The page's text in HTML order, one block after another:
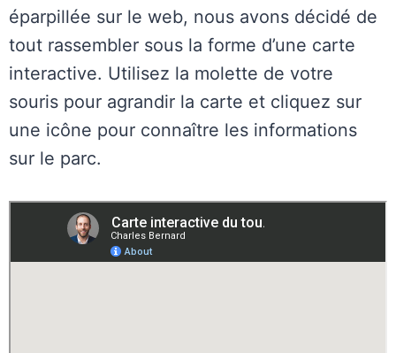
éparpillée sur le web, nous avons décidé de
tout rassembler sous la forme d’une carte
interactive. Utilisez la molette de votre
souris pour agrandir la carte et cliquez sur
une icône pour connaître les informations
sur le parc.